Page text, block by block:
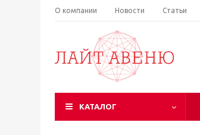
О компании Новости Статьи
КАТАЛОГ